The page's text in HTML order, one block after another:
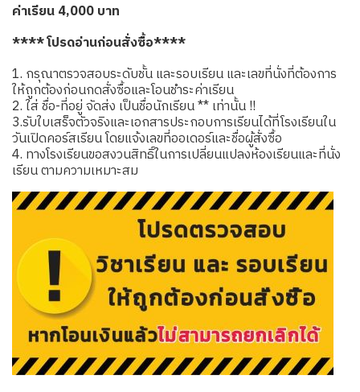
ค่าเรียน 4,000 บาท
**** โปรดอ่านก่อนสั่งซื้อ****
1. กรุณาตรวจสอบระดับชั้น และรอบเรียน และเลขที่นั่งที่ต้องการ
ให้ถูกต้องก่อนกดสั่งซื้อและโอนชำระค่าเรียน
2. ใส่ ชื่อ-ที่อยู่ จัดส่ง เป็นชื่อนักเรียน ** เท่านั้น !!
3.รับใบเสร็จตัวจริงและเอกสารประกอบการเรียนได้ที่โรงเรียนใน
วันเปิดคอร์สเรียน โดยแจ้งเลขที่ออเดอร์และชื่อผู้สั่งซื้อ
4. ทางโรงเรียนขอสงวนสิทธิ์ในการเปลี่ยนแปลงห้องเรียนและที่นั่ง
เรียน ตามความเหมาะสม